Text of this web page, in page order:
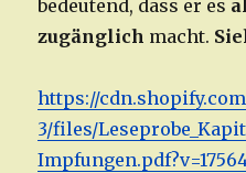
bedeutend, dass er es
zugänglich macht.
https://
3/files/